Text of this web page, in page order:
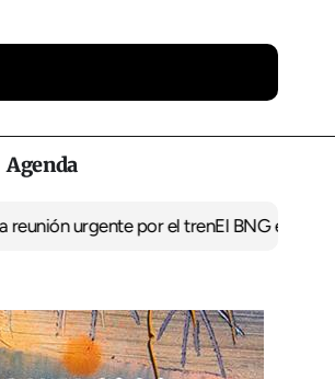
Agenda
urgente por el trenEl BNG exige la